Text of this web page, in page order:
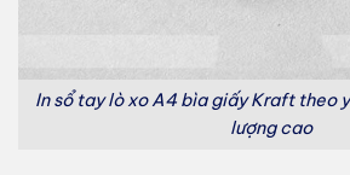
In sổ tay lò xo A4 bìa giấy Kraft theo
lượng cao